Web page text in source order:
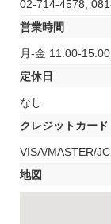
02-714-4578,
営業時間
月-金 11:00-
定休日
なし
クレジットカード
VISA/MASTER/
地図